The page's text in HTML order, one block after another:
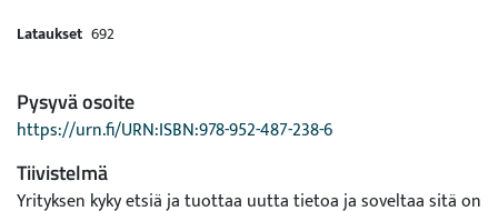
Lataukset 692
Pysyvä osoite
https://urn.fi/URN:ISBN:978-952-487-238-6
Tiivistelmä
Yrityksen kyky etsiä ja tuottaa uutta tietoa ja soveltaa sitä on